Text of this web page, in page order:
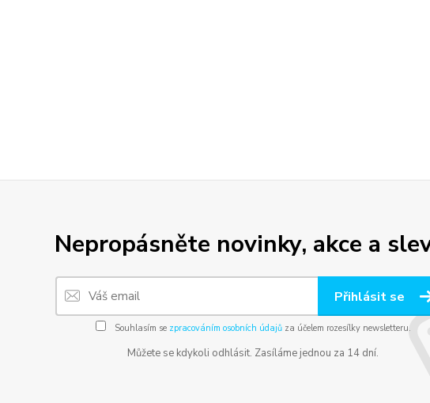
Nepropásněte novinky, akce a
Přihlásit se
Souhlasím se zpracováním osobních údajůza účelem rozesílky newsletteru.
Můžete se kdykoli odhlásit. Zasíláme jednou za 14 dní.